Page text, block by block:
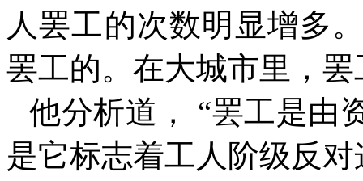
人罢工的次数明显增多
罢工的。在大城市里，
他分析道，
“罢工是由
是它标志着工人阶级反